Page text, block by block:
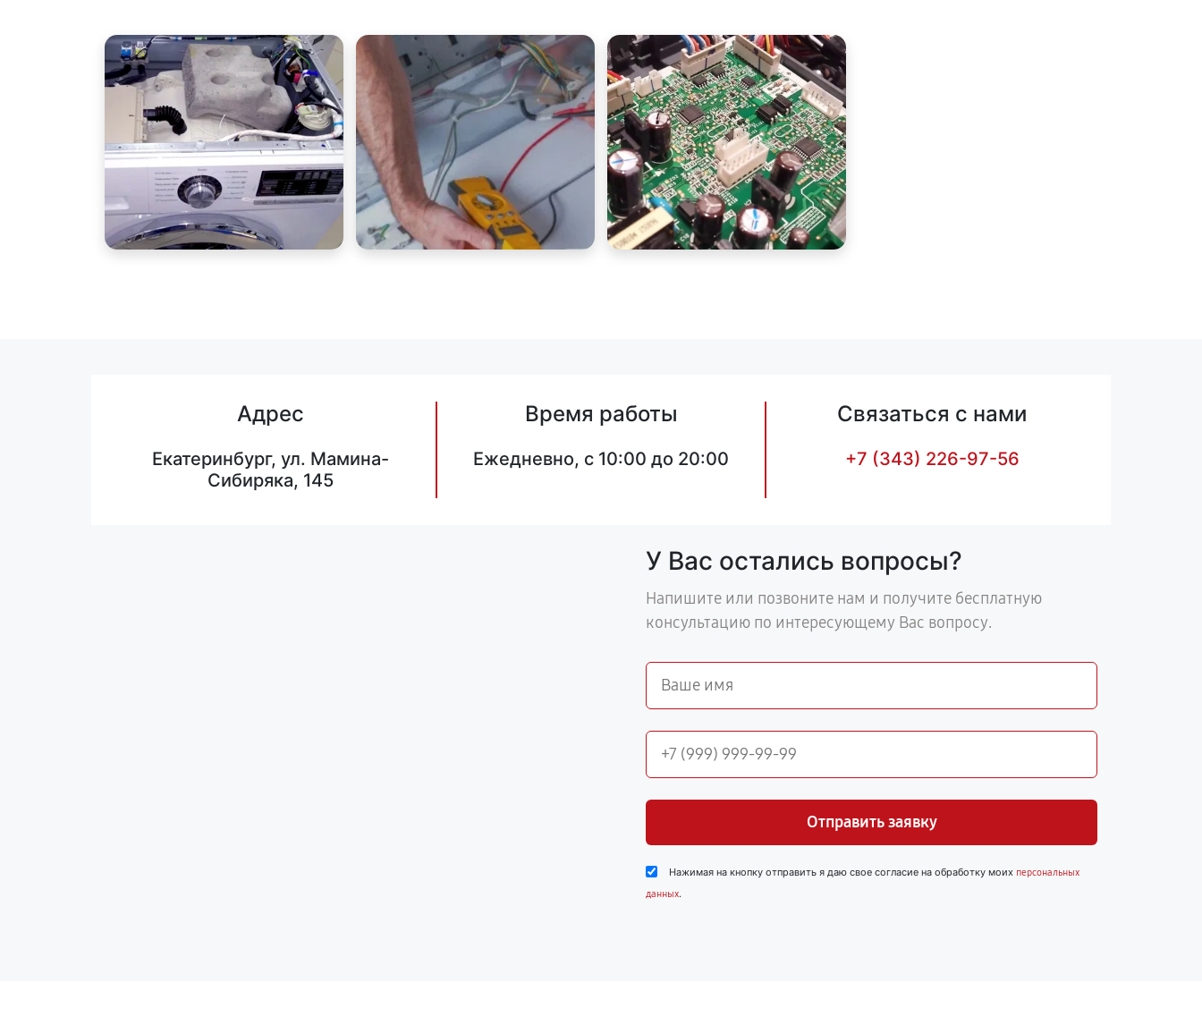
Адрес
Екатеринбург, ул. Мамина-
Сибиряка, 145
Время работы
Ежедневно, с 10:00 до 20:00
Связаться с нами
+7 (343) 226-97-56
У Вас остались вопросы?
Напишите или позвоните нам и получите бесплатную
консультацию по интересующему Вас вопросу.
Отправить заявку
Нажимая на кнопку отправить я даю свое согласие на обработку моих персональных
данных.